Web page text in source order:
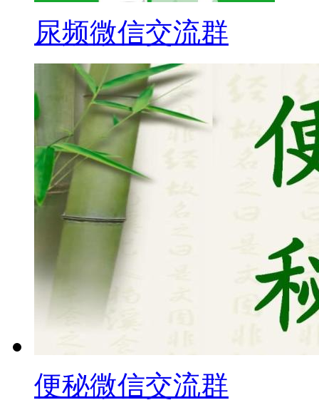
尿频微信交流群
便秘微信交流群